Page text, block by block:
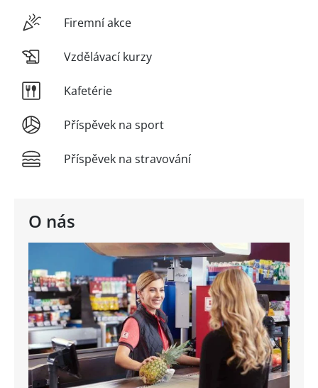
O nás
Firemní akce
Vzdělávací kurzy
Kafetérie
Příspěvek na sport
Příspěvek na stravování